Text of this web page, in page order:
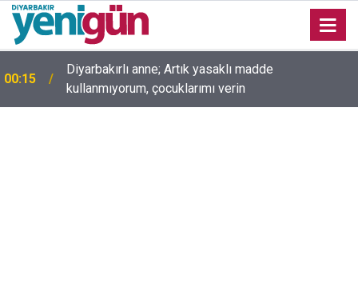
00:15
Diyarbakırlı anne; Artık yasaklı madde
kullanmıyorum, çocuklarımı verin